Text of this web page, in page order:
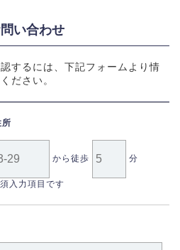
い合わせ
するには、下記フォームより情
ださい。
から徒歩 分
入力項目です